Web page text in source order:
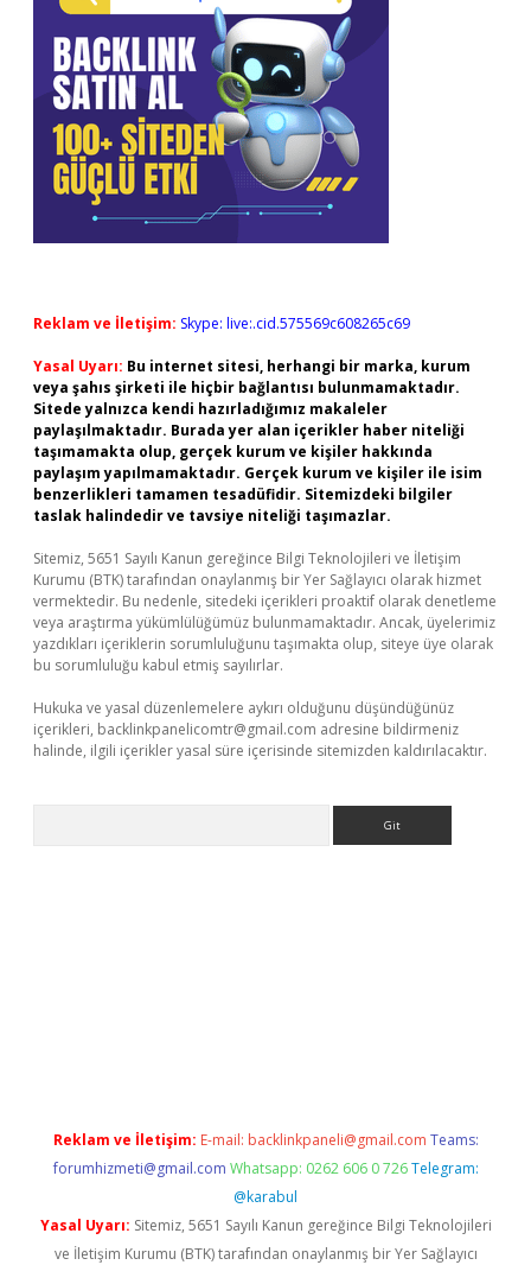
Reklam ve İletişim: Skype: live:.cid.575569c608265c69
Yasal Uyarı: Bu internet sitesi, herhangi bir marka, kurum
veya şahıs şirketi ile hiçbir bağlantısı bulunmamaktadır.
Sitede yalnızca kendi hazırladığımız makaleler
paylaşılmaktadır. Burada yer alan içerikler haber niteliği
taşımamakta olup, gerçek kurum ve kişiler hakkında
paylaşım yapılmamaktadır. Gerçek kurum ve kişiler ile isim
benzerlikleri tamamen tesadüfidir. Sitemizdeki bilgiler
taslak halindedir ve tavsiye niteliği taşımazlar.
Sitemiz, 5651 Sayılı Kanun gereğince Bilgi Teknolojileri ve İletişim
Kurumu (BTK) tarafından onaylanmış bir Yer Sağlayıcı olarak hizmet
vermektedir. Bu nedenle, sitedeki içerikleri proaktif olarak denetleme
veya araştırma yükümlülüğümüz bulunmamaktadır. Ancak, üyelerimiz
yazdıkları içeriklerin sorumluluğunu taşımakta olup, siteye üye olarak
bu sorumluluğu kabul etmiş sayılırlar.
Hukuka ve yasal düzenlemelere aykırı olduğunu düşündüğünüz
içerikleri, backlinkpanelicomtr@gmail.com adresine bildirmeniz
halinde, ilgili içerikler yasal süre içerisinde sitemizden kaldırılacaktır.
Reklam ve İletişim: E-mail: backlinkpaneli@gmail.com Teams:
forumhizmeti@gmail.com Whatsapp: 0262 606 0 726 Telegram:
@karabul
Yasal Uyarı: Sitemiz, 5651 Sayılı Kanun gereğince Bilgi Teknolojileri
ve İletişim Kurumu (BTK) tarafından onaylanmış bir Yer Sağlayıcı